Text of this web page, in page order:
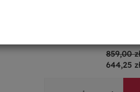
859,00
644,25